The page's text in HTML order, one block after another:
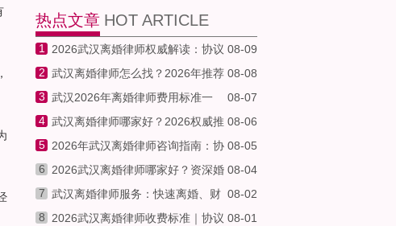
热点文章 HOT ARTICLE
1 08-09
2026武汉离婚律师权威解读：协议
离婚流程、财产分割与子女抚养权争夺关键
要点全指南
2 08-08
武汉离婚律师怎么找？2026年推荐
本地擅长协议离婚、诉讼离婚、财产分割与
子女抚养权的专业律所免费在线咨询
3 08-07
武汉2026年离婚律师费用标准一
览：武汉本地专业婚姻家事律师教你如何找
靠谱离婚律师省心省力避坑指南
4 08-06
武汉离婚律师哪家好？2026权威推
荐专业婚姻律师，免费咨询快速离婚、财产
分割、争取抚养权，合法维权不踩坑
5 08-05
2026年武汉离婚律师咨询指南：协
议离婚、诉讼离婚收费标准与在线预约，资
深婚姻家事律师一对一服务
6 08-04
2026武汉离婚律师哪家好？资深婚
姻家事律师详解协议离婚与诉讼离婚费用、
流程及注意事项
7 08-02
武汉离婚律师服务：快速离婚、财
产保全、争取抚养权全攻略
8 08-01
2026武汉离婚律师收费标准｜协议